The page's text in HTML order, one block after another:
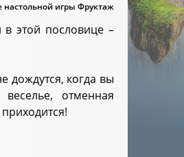
настольной игры Фруктаж
в этой пословице –
дождутся, когда вы
отменная